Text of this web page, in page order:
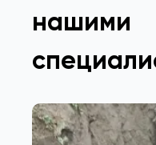
нашими